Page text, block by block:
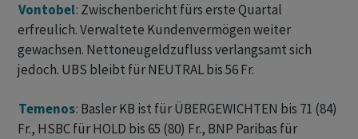
Vontobel: Zwischenbericht fürs erste Quartal
erfreulich. Verwaltete Kundenvermögen weiter
gewachsen. Nettoneugeldzufluss verlangsamt sich
jedoch. UBS bleibt für NEUTRAL bis 56 Fr.
Temenos: Basler KB ist für ÜBERGEWICHTEN bis 71 (84)
Fr., HSBC für HOLD bis 65 (80) Fr., BNP Paribas für